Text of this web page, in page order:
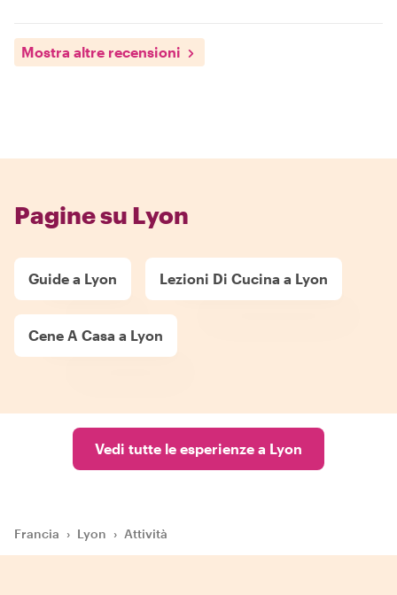
Mostra altre recensioni
Pagine su Lyon
Guide a Lyon Lezioni Di Cucina a Lyon
Cene A Casa a Lyon
Vedi tutte le esperienze a Lyon
Francia › Lyon › Attività